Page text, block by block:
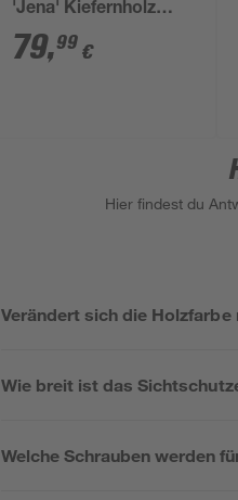
'Jena' Kiefernholz
naturfarben 180 x 120
cm
79,99 €
Hier findest du
Verändert sich die Holzfarbe
Wie breit ist das
Welche Schrauben werden